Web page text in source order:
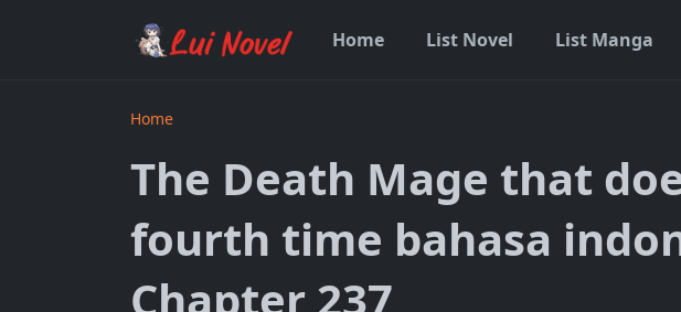
Home List Novel List Manga
Home
The Death Mage that
fourth time bahasa
Chapter 237